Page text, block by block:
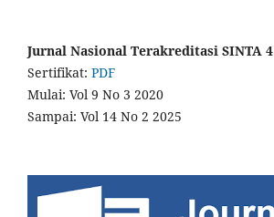
Jurnal Nasional Terakreditasi SINTA 4
Sertifikat: PDF
Mulai: Vol 9 No 3 2020
Sampai: Vol 14 No 2 2025